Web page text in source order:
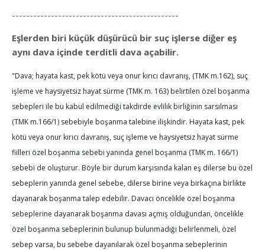
-----------------------------------------------
Eşlerden biri küçük düşürücü bir suç işlerse diğer eş
aynı dava içinde terditli dava açabilir.
"Dava; hayata kast, pek kötü veya onur kırıcı davranış, (TMK m.162), suç
işleme ve haysiyetsiz hayat sürme (TMK m. 163) belirtilen özel boşanma
sebepleri ile bu kabul edilmediği takdirde evlilik birliğinin sarsılması
(TMK m.166/1) sebebiyle boşanma talebine ilişkindir. Hayata kast, pek
kötü veya onur kırıcı davranış, suç işleme ve haysiyetsiz hayat sürme
fiilleri özel boşanma sebebi yanında genel boşanma (TMK m. 166/1)
sebebi de oluşturur. Böyle bir durum karşısında kalan eş dilerse bu özel
sebeplerin yanında genel sebebe, dilerse birine veya birkaçına birlikte
dayanarak boşanma talep edebilir. Davacı öncelikle özel boşanma
sebeplerine dayanarak boşanma davası açmış olduğundan, öncelikle
özel boşanma sebeplerinin bulunup bulunmadığı belirlenmeli, özel
sebep varsa, bu sebebe dayanılarak özel boşanma sebeplerinin